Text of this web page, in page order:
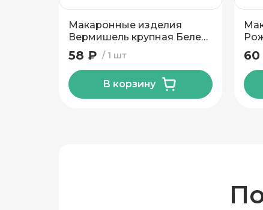
Макаронные изделия
Вермишель крупная Белес
400 гр
1 шт
58 ₽
В корзину